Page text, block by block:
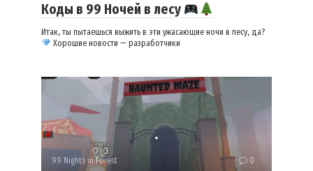
Коды в 99 Ночей в лесу
Итак, ты пытаешься выжить в эти ужасающие ночи в лесу, да?
Хорошие новости — разработчики
99 Nights in Forest 0